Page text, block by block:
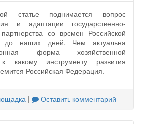
статье поднимается вопрос
и адаптации государственно-
партнерства со времен Российской
до наших дней. Чем актуальна
форма хозяйственной
какому инструменту развития
Российская Федерация.
| Оставить комментарий